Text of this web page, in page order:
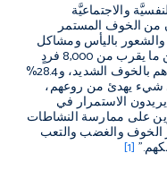
والاجتماعيَّة
من الخوف المستمر
والشعور باليأس ومشاكل
في الوظائف الجسمانية لأساسية. فمن بين ما يقرب من 8,000 فردٍ
شاركوا في التقييم، أفاد 15.1% منهم بشعورهم بالخوف الشديد، و28.4%
شيء يهدئ من روعهم،
يريدون الاستمرار في
غير قادرين على ممارسة النشاطات
الخوف والغضب والتعب
[1]